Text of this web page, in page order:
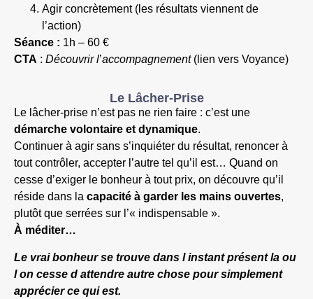
Agir concrètement (les résultats viennent de
’action)
Séance : 1h – 60 €
CTA : Découvrir l’accompagnement(lien vers Voyance)
Le Lâcher-Prise
Le lâcher-prise n’est pas ne rien faire : c’est une
démarche volontaire et dynamique.
Continuer à agir sans s’inquiéter du résultat, renoncer à
tout contrôler, accepter l ’autre tel qu’il est… Quand on
cesse d’exiger le bonheur à tout prix, on découvre qu’il
réside dans la capacité à garder les mains ouvertes,
plutôt que serrées sur l’« indispensable ».
À méditer…
Le vrai bonheur se trouve dans l instant présent la ou
l on cesse d attendre autre chose pour simplement
apprécier ce qui est.